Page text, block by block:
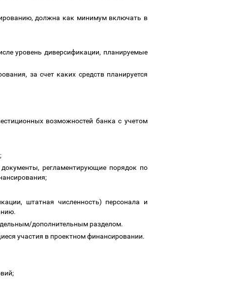
должна как минимум включать в
уровень диверсификации, планируемые
за счет каких средств планируется
возможностей банка с учетом
регламентирующие порядок по
штатная численность) персонала и
дополнительным разделом.
участия в проектном финансировании.